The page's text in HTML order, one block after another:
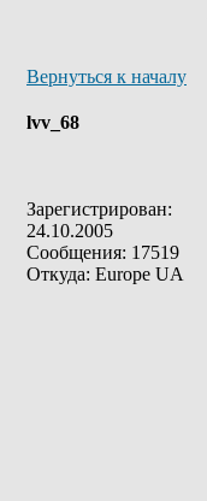
Вернуться к началу
lvv_68
Зарегистрирован:
24.10.2005
Сообщения: 17519
Откуда: Europe UA